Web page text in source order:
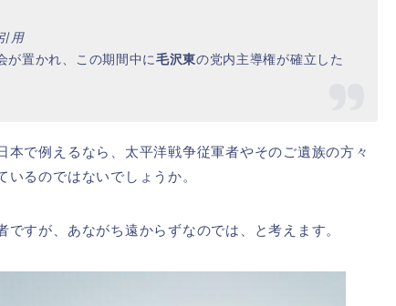
用
が置かれ、この期間中に毛沢東の党内主導権が確立した
で例えるなら、太平洋戦争従軍者やそのご遺族の方々
るのではないでしょうか。
すが、あながち遠からずなのでは、と考えます。